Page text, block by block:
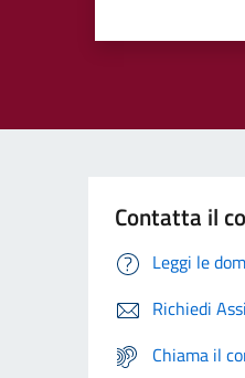
Contatta il
Leggi le
Richiedi
Chiama il